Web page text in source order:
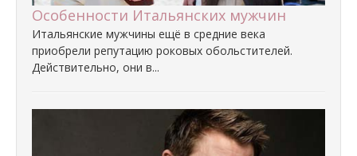
Особенности Итальянских мужчин
Итальянские мужчины ещё в средние века
приобрели репутацию роковых обольстителей.
Действительно, они в...